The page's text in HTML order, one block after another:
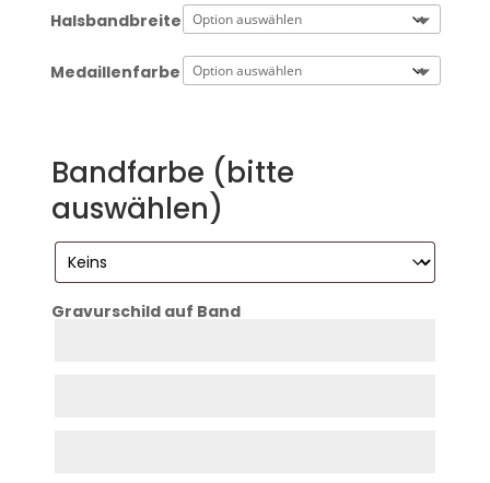
Halsbandbreite
Medaillenfarbe
Bandfarbe (bitte
auswählen)
Gravurschild auf Band